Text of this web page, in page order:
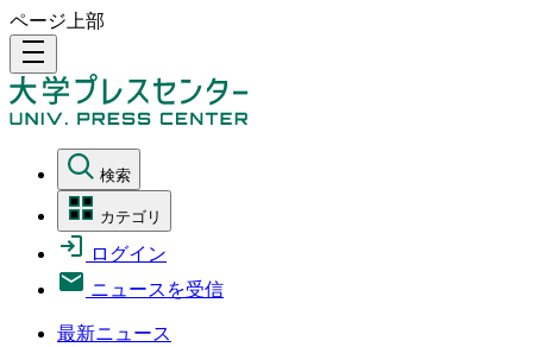
ページ上部
density_medium
検索
カテゴリ
ログイン
ニュースを受信
最新ニュース